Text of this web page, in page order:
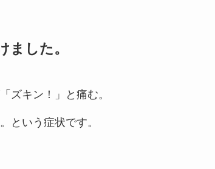
ました。
ズキン！」と痛む。
という症状です。